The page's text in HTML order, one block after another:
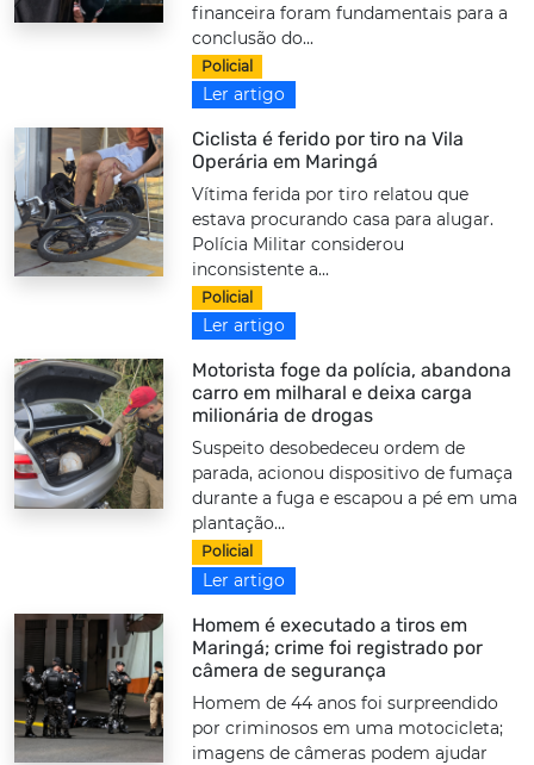
financeira foram fundamentais para a
conclusão do...
Policial
Ler artigo
Ciclista é ferido por tiro na Vila
Operária em Maringá
Vítima ferida por tiro relatou que
estava procurando casa para alugar.
Polícia Militar considerou
inconsistente a...
Policial
Ler artigo
Motorista foge da polícia, abandona
carro em milharal e deixa carga
milionária de drogas
Suspeito desobedeceu ordem de
parada, acionou dispositivo de fumaça
durante a fuga e escapou a pé em uma
plantação...
Policial
Ler artigo
Homem é executado a tiros em
Maringá; crime foi registrado por
câmera de segurança
Homem de 44 anos foi surpreendido
por criminosos em uma motocicleta;
imagens de câmeras podem ajudar